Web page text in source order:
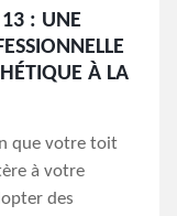
13 : UNE
À LA
que votre toit
à votre
des